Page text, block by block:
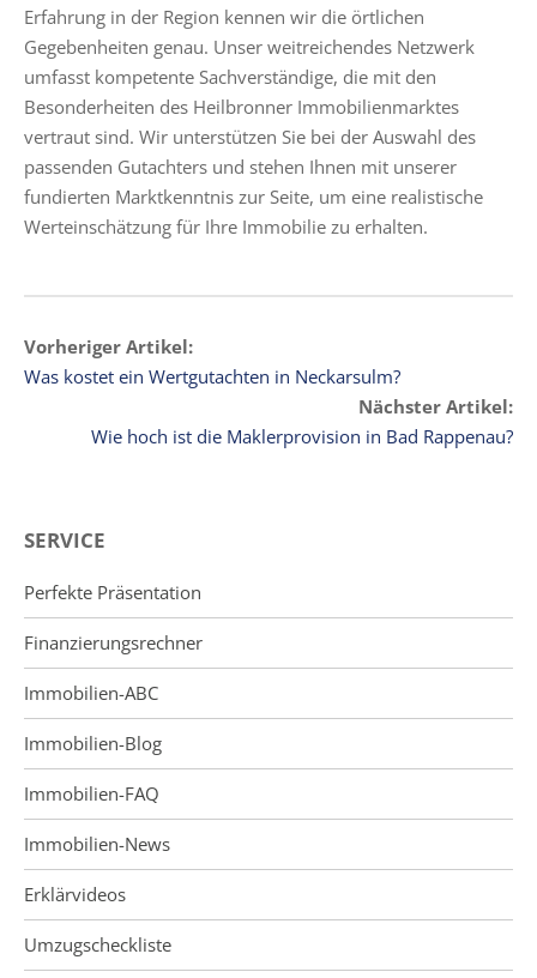
Erfahrung in der Region kennen wir die örtlichen
Gegebenheiten genau. Unser weitreichendes Netzwerk
umfasst kompetente Sachverständige, die mit den
Besonderheiten des Heilbronner Immobilienmarktes
vertraut sind. Wir unterstützen Sie bei der Auswahl des
passenden Gutachters und stehen Ihnen mit unserer
fundierten Marktkenntnis zur Seite, um eine realistische
Werteinschätzung für Ihre Immobilie zu erhalten.
Vorheriger Artikel:
Was kostet ein Wertgutachten in Neckarsulm?
Nächster Artikel:
Wie hoch ist die Maklerprovision in Bad Rappenau?
SERVICE
Perfekte Präsentation
Finanzierungsrechner
Immobilien-ABC
Immobilien-Blog
Immobilien-FAQ
Immobilien-News
Erklärvideos
Umzugscheckliste